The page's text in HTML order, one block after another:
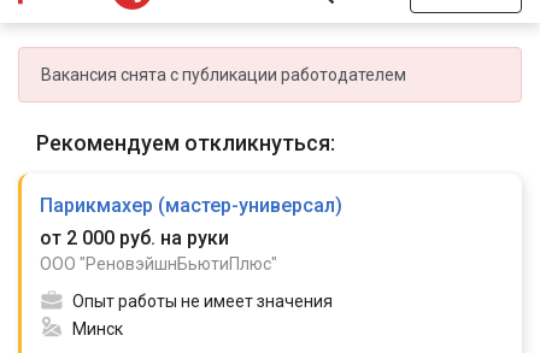
Вакансия снята с публикации работодателем
Рекомендуем откликнуться:
Парикмахер (мастер-универсал)
от 2 000 руб. на руки
ООО "РеновэйшнБьютиПлюс"
Опыт работы не имеет значения
Минск